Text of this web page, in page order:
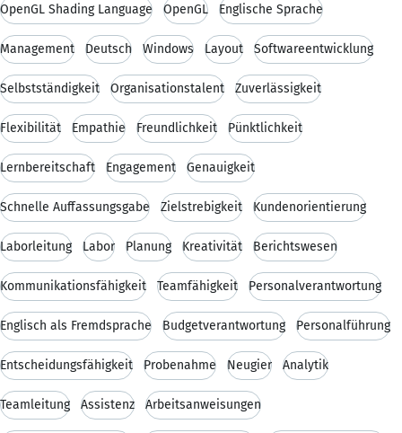
OpenGL Shading Language OpenGL Englische Sprache
Management Deutsch Windows Layout Softwareentwicklung
Selbstständigkeit Organisationstalent Zuverlässigkeit
Flexibilität Empathie Freundlichkeit Pünktlichkeit
Lernbereitschaft Engagement Genauigkeit
Schnelle Auffassungsgabe Zielstrebigkeit Kundenorientierung
Laborleitung Labor Planung Kreativität Berichtswesen
Kommunikationsfähigkeit Teamfähigkeit Personalverantwortung
Englisch als Fremdsprache Budgetverantwortung Personalführung
Entscheidungsfähigkeit Probenahme Neugier Analytik
Teamleitung Assistenz Arbeitsanweisungen